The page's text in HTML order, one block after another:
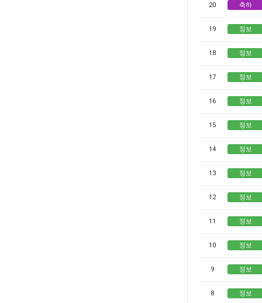
20 축하
19 정보
18 정보
17 정보
16 정보
15 정보
14 정보
13 정보
12 정보
11 정보
10 정보
9 정보
8 정보